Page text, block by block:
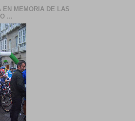
EN MEMORIA DE LAS
...